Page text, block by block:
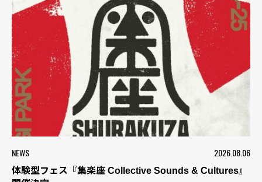
NEWS 2026.08.06
体験型フェス『集楽座 Collective Sounds & Cultures』